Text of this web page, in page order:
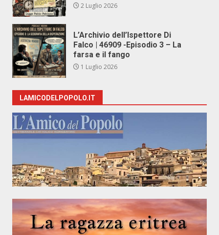
2 Luglio 2026
L’Archivio dell’Ispettore Di
Falco | 46909 -Episodio 3 – La
farsa e il fango
1 Luglio 2026
LAMICODELPOPOLO.IT